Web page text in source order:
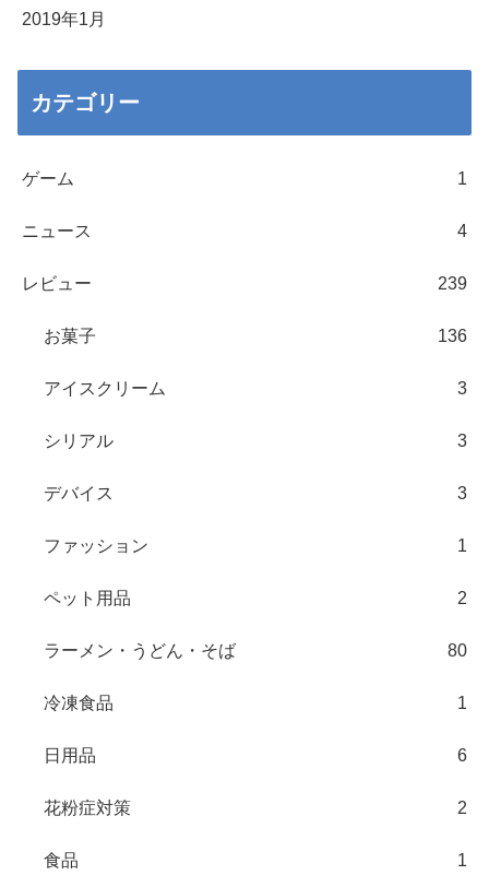
2019年1月
カテゴリー
ゲーム 1
ニュース 4
レビュー 239
お菓子 136
アイスクリーム 3
シリアル 3
デバイス 3
ファッション 1
ペット用品 2
ラーメン・うどん・そば 80
冷凍食品 1
日用品 6
花粉症対策 2
食品 1